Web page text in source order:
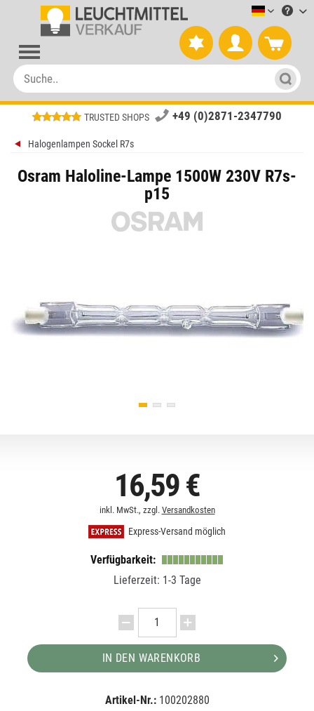
TRUSTED SHOPS +49 (0)2871-2347790
Halogenlampen Sockel R7s
Osram Haloline-Lampe 1500W 230V R7s-
p15
16,59 €
inkl. MwSt., zzgl. Versandkosten
Express-Versand möglich
Verfügbarkeit:
Lieferzeit: 1-3 Tage
IN DEN WARENKORB
Artikel-Nr.: 100202880